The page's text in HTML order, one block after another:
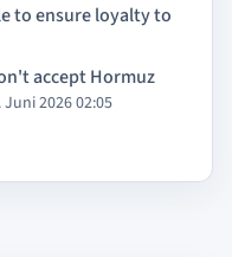
to ensure loyalty to
accept Hormuz
Juni 2026 02:05